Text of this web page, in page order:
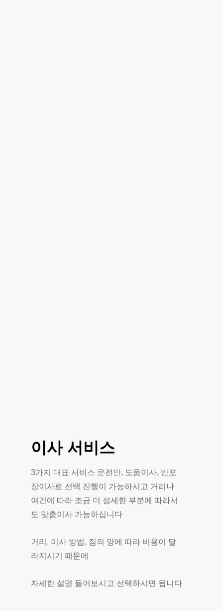
이사 서비스
3가지 대표 서비스 운전만, 도움이사, 반포
장이사로 선택 진행이 가능하시고 거리나
여건에 따라 조금 더 섬세한 부분에 따라서
도 맞춤이사 가능하십니다
거리, 이사 방법, 짐의 양에 따라 비용이 달
라지시기 때문에
자세한 설명 들어보시고 선택하시면 됩니다